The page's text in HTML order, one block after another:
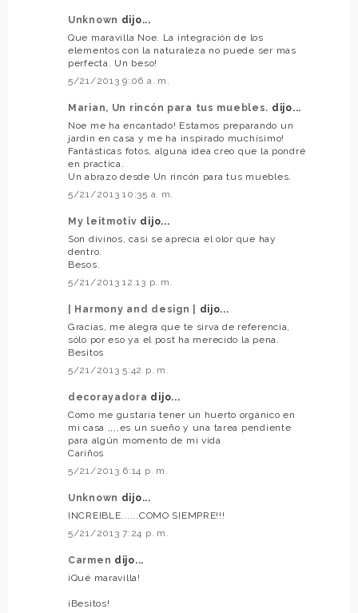
Unknown dijo...
Que maravilla Noe. La integración de los
elementos con la naturaleza no puede ser mas
perfecta. Un beso!
5/21/2013 9:06 a. m.
Marian, Un rincón para tus muebles. dijo...
Noe me ha encantado! Estamos preparando un
jardin en casa y me ha inspirado muchísimo!
Fantásticas fotos, alguna idea creo que la pondré
en practica.
Un abrazo desde Un rincón para tus muebles.
5/21/2013 10:35 a. m.
My leitmotiv dijo...
Son divinos, casi se aprecia el olor que hay
dentro.
Besos.
5/21/2013 12:13 p. m.
| Harmony and design |
dijo...
Gracias, me alegra que te sirva de referencia,
sólo por eso ya el post ha merecido la pena.
Besitos
5/21/2013 5:42 p. m.
decorayadora dijo...
Como me gustaría tener un huerto orgánico en
mi casa ,,,,es un sueño y una tarea pendiente
para algún momento de mi vida
Cariños
5/21/2013 6:14 p. m.
Unknown dijo...
INCREIBLE......COMO SIEMPRE!!!
5/21/2013 7:24 p. m.
Carmen dijo...
¡Qué maravilla!
¡Besitos!